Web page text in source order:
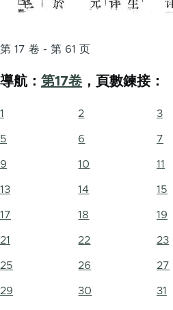
第 17 卷 - 第 61 页
導航： 第17卷 ，頁數鍊接：
1 2 3
5 6 7
9 10 11
13 14 15
17 18 19
21 22 23
25 26 27
29 30 31